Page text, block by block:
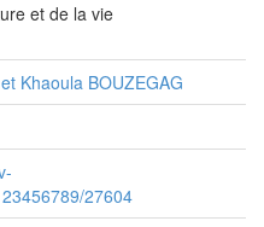
et de la vie
Khaoula BOUZEGAG
27604